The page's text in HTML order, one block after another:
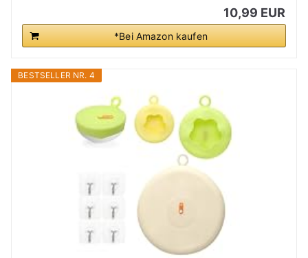
10,99 EUR
*Bei Amazon kaufen
BESTSELLER NR. 4